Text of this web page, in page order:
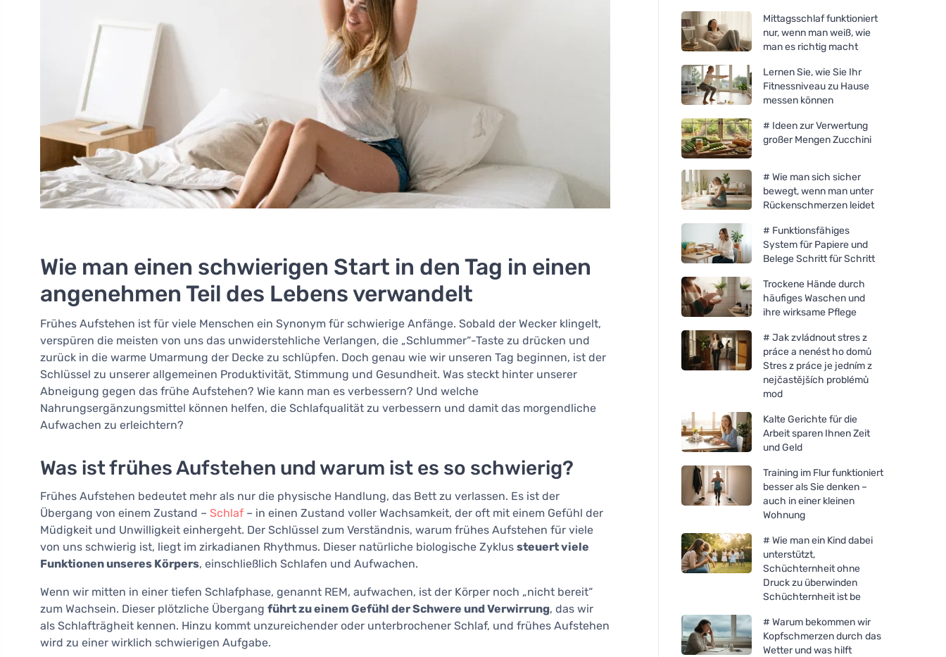
Wie man einen schwierigen Start in den Tag in einen
angenehmen Teil des Lebens verwandelt
Frühes Aufstehen ist für viele Menschen ein Synonym für schwierige Anfänge. Sobald der Wecker klingelt,
verspüren die meisten von uns das unwiderstehliche Verlangen, die „Schlummer“-Taste zu drücken und
zurück in die warme Umarmung der Decke zu schlüpfen. Doch genau wie wir unseren Tag beginnen, ist der
Schlüssel zu unserer allgemeinen Produktivität, Stimmung und Gesundheit. Was steckt hinter unserer
Abneigung gegen das frühe Aufstehen? Wie kann man es verbessern? Und welche
Nahrungsergänzungsmittel können helfen, die Schlafqualität zu verbessern und damit das morgendliche
Aufwachen zu erleichtern?
Was ist frühes Aufstehen und warum ist es so schwierig?
Frühes Aufstehen bedeutet mehr als nur die physische Handlung, das Bett zu verlassen. Es ist der
Übergang von einem Zustand – Schlaf – in einen Zustand voller Wachsamkeit, der oft mit einem Gefühl der
Müdigkeit und Unwilligkeit einhergeht. Der Schlüssel zum Verständnis, warum frühes Aufstehen für viele
von uns schwierig ist, liegt im zirkadianen Rhythmus. Dieser natürliche biologische Zyklus steuert viele
Funktionen unseres Körpers, einschließlich Schlafen und Aufwachen.
Wenn wir mitten in einer tiefen Schlafphase, genannt REM, aufwachen, ist der Körper noch „nicht bereit“
zum Wachsein. Dieser plötzliche Übergang führt zu einem Gefühl der Schwere und Verwirrung, das wir
als Schlafträgheit kennen. Hinzu kommt unzureichender oder unterbrochener Schlaf, und frühes Aufstehen
wird zu einer wirklich schwierigen Aufgabe.
Mittagsschlaf funktioniert
nur, wenn man weiß, wie
man es richtig macht
Lernen Sie, wie Sie Ihr
Fitnessniveau zu Hause
messen können
# Ideen zur Verwertung
großer Mengen Zucchini
# Wie man sich sicher
bewegt, wenn man unter
Rückenschmerzen leidet
# Funktionsfähiges
System für Papiere und
Belege Schritt für Schritt
Trockene Hände durch
häufiges Waschen und
ihre wirksame Pflege
# Jak zvládnout stres z
práce a nenést ho domů
Stres z práce je jedním z
nejčastějších problémů
mod
Kalte Gerichte für die
Arbeit sparen Ihnen Zeit
und Geld
Training im Flur funktioniert
besser als Sie denken –
auch in einer kleinen
Wohnung
# Wie man ein Kind dabei
unterstützt,
Schüchternheit ohne
Druck zu überwinden
Schüchternheit ist be
# Warum bekommen wir
Kopfschmerzen durch das
Wetter und was hilft